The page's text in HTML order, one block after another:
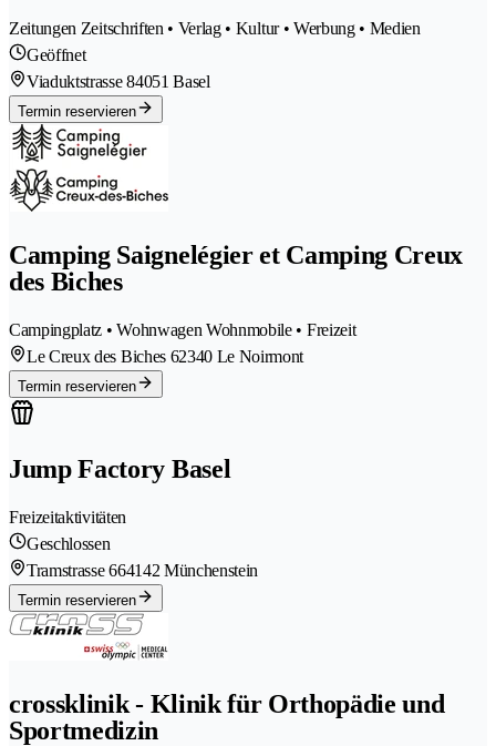
Zeitungen Zeitschriften • Verlag • Kultur • Werbung • Medien
Geöffnet
Viaduktstrasse 84051 Basel
Termin reservieren
Camping Saignelégier et Camping Creux
des Biches
Campingplatz • Wohnwagen Wohnmobile • Freizeit
Le Creux des Biches 62340 Le Noirmont
Termin reservieren
Jump Factory Basel
Freizeitaktivitäten
Geschlossen
Tramstrasse 664142 Münchenstein
Termin reservieren
crossklinik - Klinik für Orthopädie und
Sportmedizin